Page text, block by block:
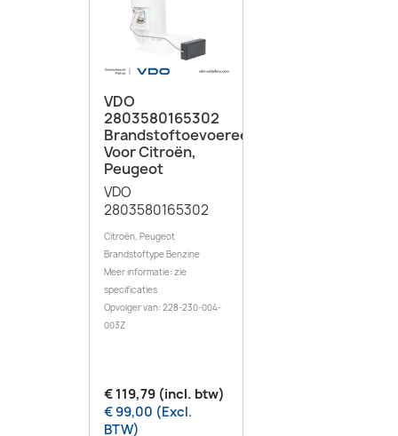
VDO
2803580165302
Brandstoftoevoereenheid
Voor Citroën,
Peugeot
VDO
2803580165302
Citroën, Peugeot
Brandstoftype Benzine
Meer informatie: zie
specificaties
Opvolger van: 228-230-004-
003Z
€ 119,79 (incl. btw)
€ 99,00 (Excl.
BTW)